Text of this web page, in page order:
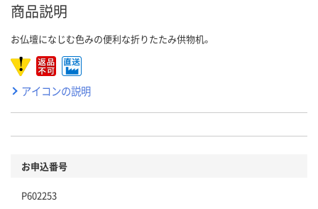
商品説明
お仏壇になじむ色みの便利な折りたたみ供物机。
アイコンの説明
お申込番号
P602253